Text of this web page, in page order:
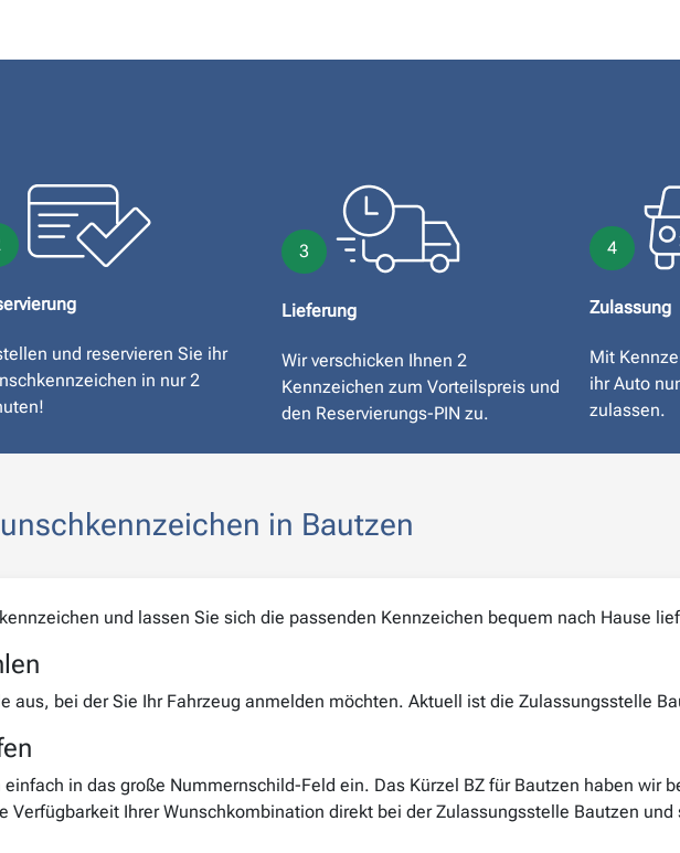
und reservieren Sie ihr
in nur 2
3
Lieferung
Wir verschicken Ihnen 2
Kennzeichen zum Vorteilspreis und
den Reservierungs-PIN zu.
4
Zulassung
Mit
ihr Auto
zulassen.
in Bautzen
und lassen Sie sich die passenden Kennzeichen bequem nach Hause
aus, bei der Sie Ihr Fahrzeug anmelden möchten. Aktuell ist die Zulassungsstelle
in das große Nummernschild-Feld ein. Das Kürzel BZ für Bautzen haben wir
Verfügbarkeit Ihrer Wunschkombination direkt bei der Zulassungsstelle Bautzen und